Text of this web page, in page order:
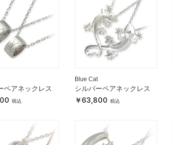
ペアネックレス
Blue Cat
シルバーペアネックレス
63,800